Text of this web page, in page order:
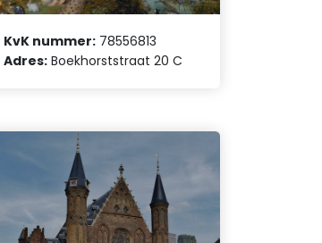
KvK nummer: 78556813
Adres: Boekhorststraat 20 C